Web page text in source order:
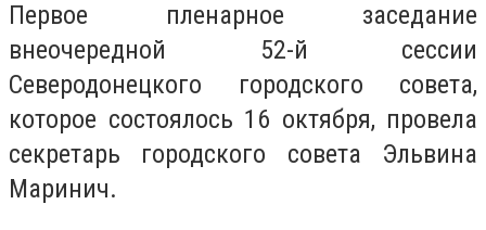
Первое пленарное заседание
внеочередной 52-й сессии
Северодонецкого городского совета,
которое состоялось 16 октября, провела
секретарь городского совета Эльвина
Маринич.